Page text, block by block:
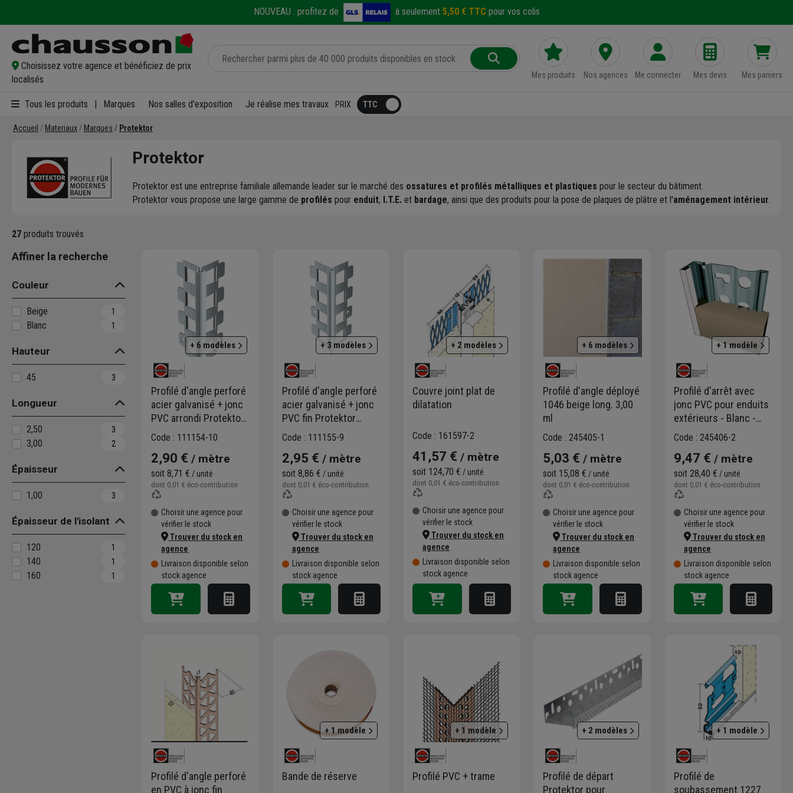
NOUVEAU : profitez de à seulement 5,50 € TTC pour vos colis
Choisissez votre agence et bénéficiez de prix
localisés
Mes produits Nos agences Me connecter Mes devis Mes paniers
Tous les produits Marques Nos salles d'exposition Je réalise mes travaux PRIX
Accueil Materiaux Marques Protektor
Protektor
Protektor est une entreprise familiale allemande leader sur le marché des ossatures et profilés métalliques et plastiques pour le secteur du bâtiment.
Protektor vous propose une large gamme de profilés pour enduit, I.T.E. et bardage, ainsi que des produits pour la pose de plaques de plâtre et l'aménagement intérieur
27 produits trouvés
Affiner la recherche
Couleur
Beige 1
Blanc 1
Hauteur
45 3
Longueur
2,50 3
3,00 2
Épaisseur
1,00 3
Épaisseur de l'isolant
120 1
140 1
160 1
+ 6 modèles
Profilé d'angle perforé
acier galvanisé + jonc
PVC arrondi Protektor
PowerGrip - 10 mm -
Code : 111154-10
2,90 € / mètre
soit8,71 € / unité
dont 0,01 € éco-contribution
Choisir une agence pour
vérifier le stock
Trouver du stock en
agence
Livraison disponible selon
stock agence
+ 3 modèles
Profilé d'angle perforé
acier galvanisé + jonc
PVC fin Protektor
PowerGrip - 10 mm -
Code : 111155-9
2,95 € / mètre
soit 8,86 € / unité
dont 0,01 € éco-contribution
Choisir une agence pour
vérifier le stock
Trouver du stock en
agence
Livraison disponible selon
stock agence
+ 2 modèles
Couvre joint plat de
dilatation
Code : 161597-2
41,57 € / mètre
soit 124,70 € / unité
dont 0,01 € éco-contribution
Choisir une agence pour
vérifier le stock
Trouver du stock en
agence
Livraison disponible selon
stock agence
+ 6 modèles
Profilé d'angle déployé
1046 beige long. 3,00
ml
Code : 245405-1
5,03 € / mètre
soit 15,08 € / unité
dont 0,01 € éco-contribution
Choisir une agence pour
vérifier le stock
Trouver du stock en
agence
Livraison disponible selon
stock agence
+ 1 modèle
Profilé d'arrêt avec
jonc PVC pour enduits
extérieurs - Blanc -
longueur 3,00 M
Code : 245406-2
9,47 € / mètre
soit 28,40 € / unité
dont 0,01 € éco-contribution
Choisir une agence pour
vérifier le stock
Trouver du stock en
agence
Livraison disponible selon
stock agence
Profilé d'angle perforé
en PVC à jonc fin
+ 1 modèle
Bande de réserve
+ 1 modèle
Profilé PVC + trame
+ 2 modèles
Profilé de départ
Protektor pour
+ 1 modèle
Profilé de
soubassement 1227